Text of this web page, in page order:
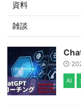
資料
雑談
AI